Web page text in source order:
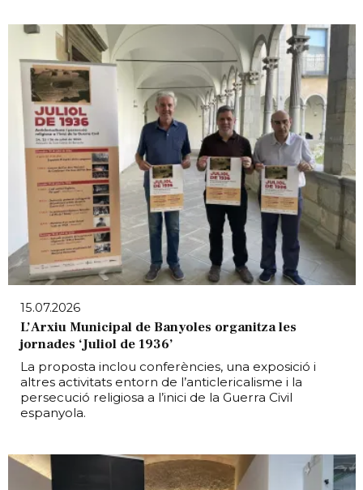
15.07.2026
L’Arxiu Municipal de Banyoles organitza les
jornades ‘Juliol de 1936’
La proposta inclou conferències, una exposició i
altres activitats entorn de l’anticlericalisme i la
persecució religiosa a l’inici de la Guerra Civil
espanyola.